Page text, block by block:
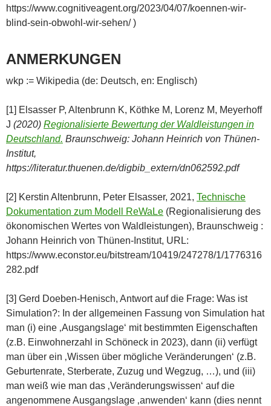
https://www.cognitiveagent.org/2023/04/07/koennen-wir-
blind-sein-obwohl-wir-sehen/ )
ANMERKUNGEN
wkp := Wikipedia (de: Deutsch, en: Englisch)
[1] Elsasser P, Altenbrunn K, Köthke M, Lorenz M, Meyerhoff
J (2020) Regionalisierte Bewertung der Waldleistungen in
Deutschland. Braunschweig: Johann Heinrich von Thünen-
Institut,
https://literatur.thuenen.de/digbib_extern/dn062592.pdf
[2] Kerstin Altenbrunn, Peter Elsasser, 2021, Technische
Dokumentation zum Modell ReWaLe (Regionalisierung des
ökonomischen Wertes von Waldleistungen), Braunschweig :
Johann Heinrich von Thünen-Institut, URL:
https://www.econstor.eu/bitstream/10419/247278/1/1776316
282.pdf
[3] Gerd Doeben-Henisch, Antwort auf die Frage: Was ist
Simulation?: In der allgemeinen Fassung von Simulation hat
man (i) eine ‚Ausgangslage‘ mit bestimmten Eigenschaften
(z.B. Einwohnerzahl in Schöneck in 2023), dann (ii) verfügt
man über ein ‚Wissen über mögliche Veränderungen‘ (z.B.
Geburtenrate, Sterberate, Zuzug und Wegzug, …), und (iii)
man weiß wie man das ‚Veränderungswissen‘ auf die
angenommene Ausgangslage ‚anwenden‘ kann (dies nennt